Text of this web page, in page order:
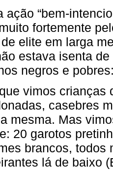
ação “bem-
fortemente
elite em larga
estava isenta
negros e
vimos crianças
casebres
mesma. Mas
20 garotos
brancos, todos
lá de baixo